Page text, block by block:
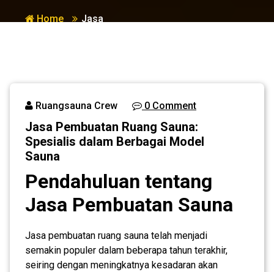
Home
Jasa
Model Sauna
Ruangsauna Crew 0 Comment
Jasa Pembuatan Ruang Sauna:
Spesialis dalam Berbagai Model
Sauna
Pendahuluan tentang
Jasa Pembuatan Sauna
Jasa pembuatan ruang sauna telah menjadi
semakin populer dalam beberapa tahun terakhir,
seiring dengan meningkatnya kesadaran akan